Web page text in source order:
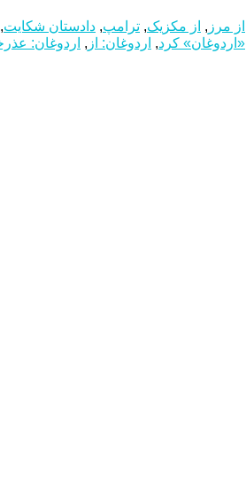
از مرز , از مکزیک, ترامپ, دادستان شکایت,
«اردوغان» کرد, اردوغان: از , اردوغان: